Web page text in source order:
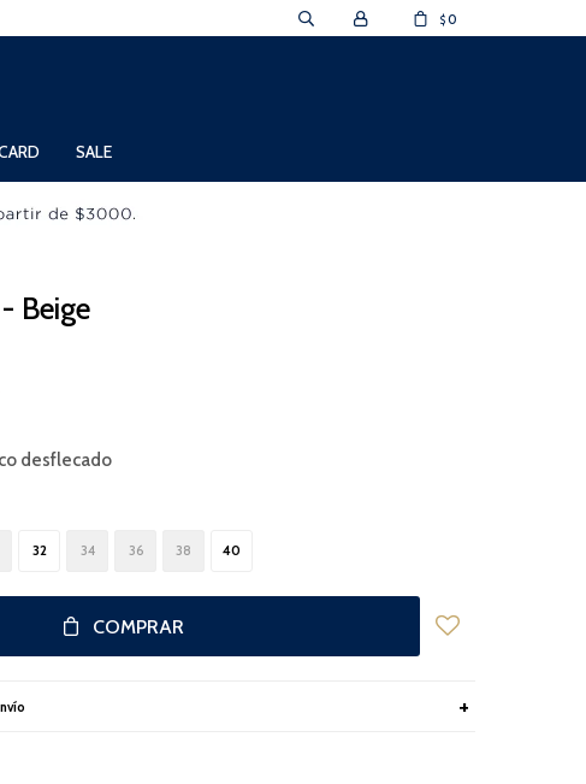
SALE
$ 0
Beige
desflecado
32 34 36 38 40
COMPRAR